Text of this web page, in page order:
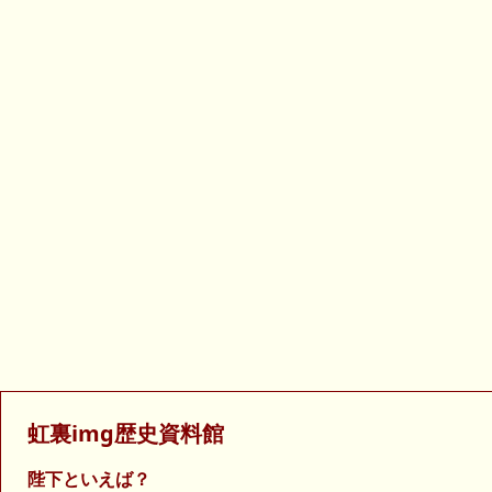
虹裏img歴史資料館
陛下といえば？